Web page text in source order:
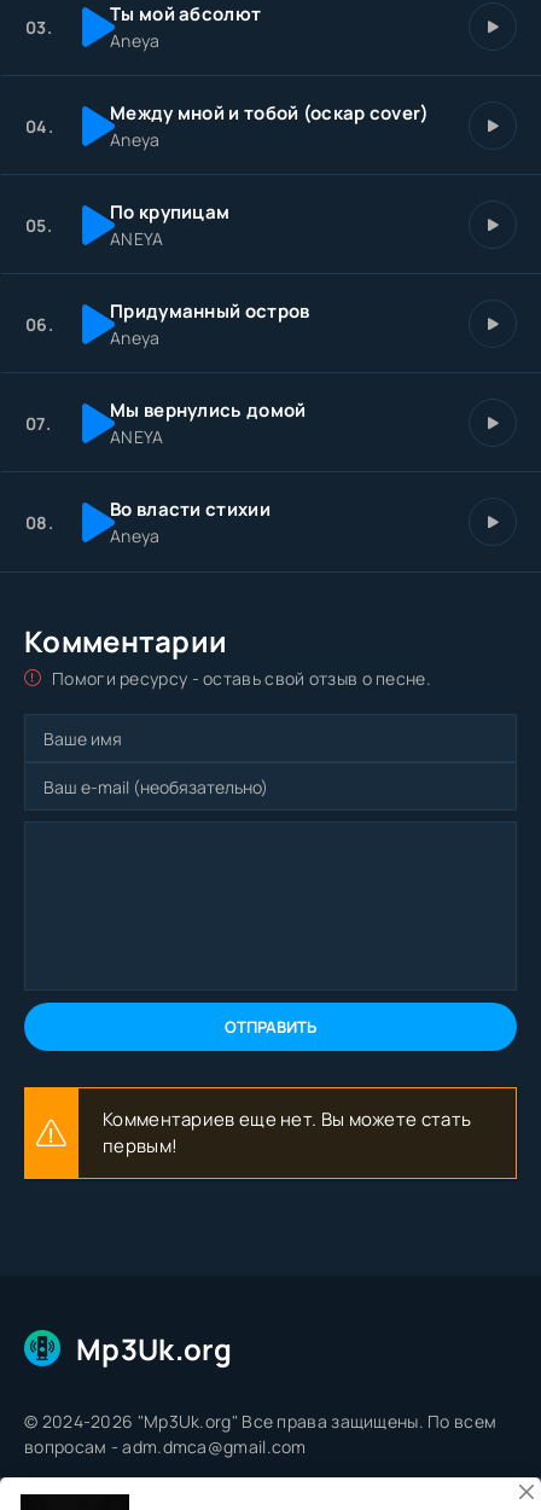
03. Ты мой абсолют
Aneya
04. Между мной и тобой (оскар cover)
Aneya
05. По крупицам
ANEYA
06. Придуманный остров
Aneya
07. Мы вернулись домой
ANEYA
08. Во власти стихии
Aneya
Комментарии
Помоги ресурсу - оставь свой отзыв о песне.
ОТПРАВИТЬ
Комментариев еще нет. Вы можете стать
первым!
Mp3Uk.org
© 2024-2026 "Mp3Uk.org" Все права защищены. По всем
вопросам - adm.dmca@gmail.com